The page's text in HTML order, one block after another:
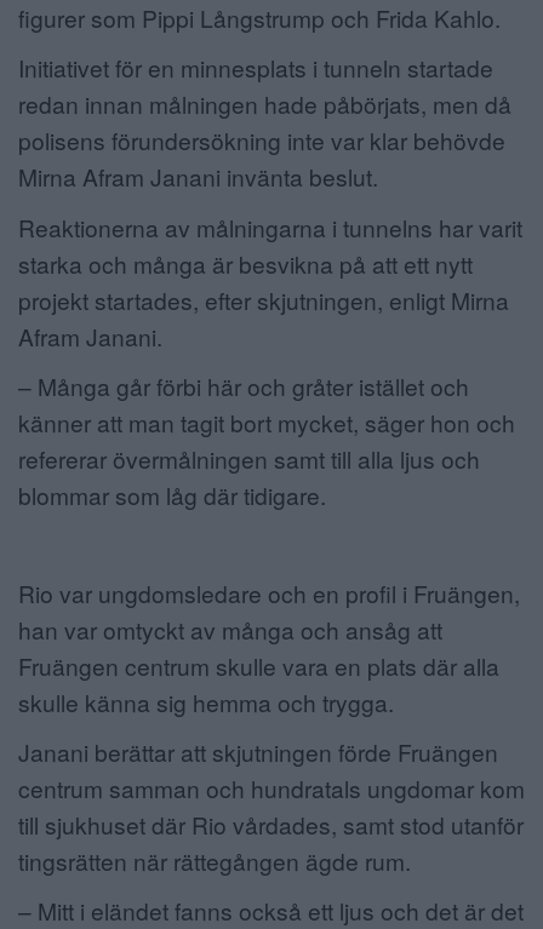
figurer som Pippi Långstrump och Frida Kahlo.
Initiativet för en minnesplats i tunneln startade
redan innan målningen hade påbörjats, men då
polisens förundersökning inte var klar behövde
Mirna Afram Janani invänta beslut.
Reaktionerna av målningarna i tunnelns har varit
starka och många är besvikna på att ett nytt
projekt startades, efter skjutningen, enligt Mirna
Afram Janani.
– Många går förbi här och gråter istället och
känner att man tagit bort mycket, säger hon och
refererar övermålningen samt till alla ljus och
blommar som låg där tidigare.
Rio var ungdomsledare och en profil i Fruängen,
han var omtyckt av många och ansåg att
Fruängen centrum skulle vara en plats där alla
skulle känna sig hemma och trygga.
Janani berättar att skjutningen förde Fruängen
centrum samman och hundratals ungdomar kom
till sjukhuset där Rio vårdades, samt stod utanför
tingsrätten när rättegången ägde rum.
– Mitt i eländet fanns också ett ljus och det är det